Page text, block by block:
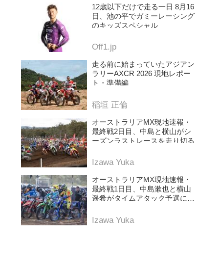
12歳以下だけで走る一日 8月16
日、池の平でガミーレーシング
のキッズスペシャル
Off1.jp
走る前に始まっていたアジアン
ラリーAXCR 2026 現地レポー
ト・準備編
稲垣 正倫
オーストラリアMX現地速報・
最終戦2日目、中島と横山がシ
ーズンラストレースを走り切る
Izawa Yuka
オーストラリアMX現地速報・
最終戦1日目、中島漱也と横山
遥希がタイムアタック予選に挑
Izawa Yuka